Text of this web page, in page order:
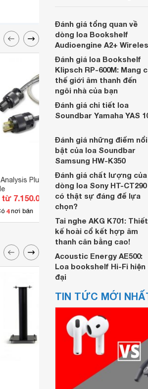
Analysis Plus Power Oval 2
từ 7.150.000 đ
4 nơi bán
Furutech
Giá từ
đáng để mua hay không?
Websosanh tìm hiểu nhé.
Đánh giá tổng quan về
dòng loa Bookshelf
Audioengine A2+
Đánh giá loa Bookshelf
Klipsch RP-600M: Mang
thế giới âm thanh đến
ngôi nhà của bạn
Đánh giá chi tiết loa
Soundbar Yamaha YAS
Đánh giá những điểm nổi
bật của loa Soundbar
Samsung HW-K350
Đánh giá chất lượng của
dòng loa Sony HT-CT290
có thật sự đáng để lựa
chọn?
Tai nghe AKG K701: Thiết
kế hoài cổ kết hợp âm
thanh cân bằng cao!
Acoustic Energy AE500:
Loa bookshelf Hi-Fi hiện
đại
TIN TỨC MỚI